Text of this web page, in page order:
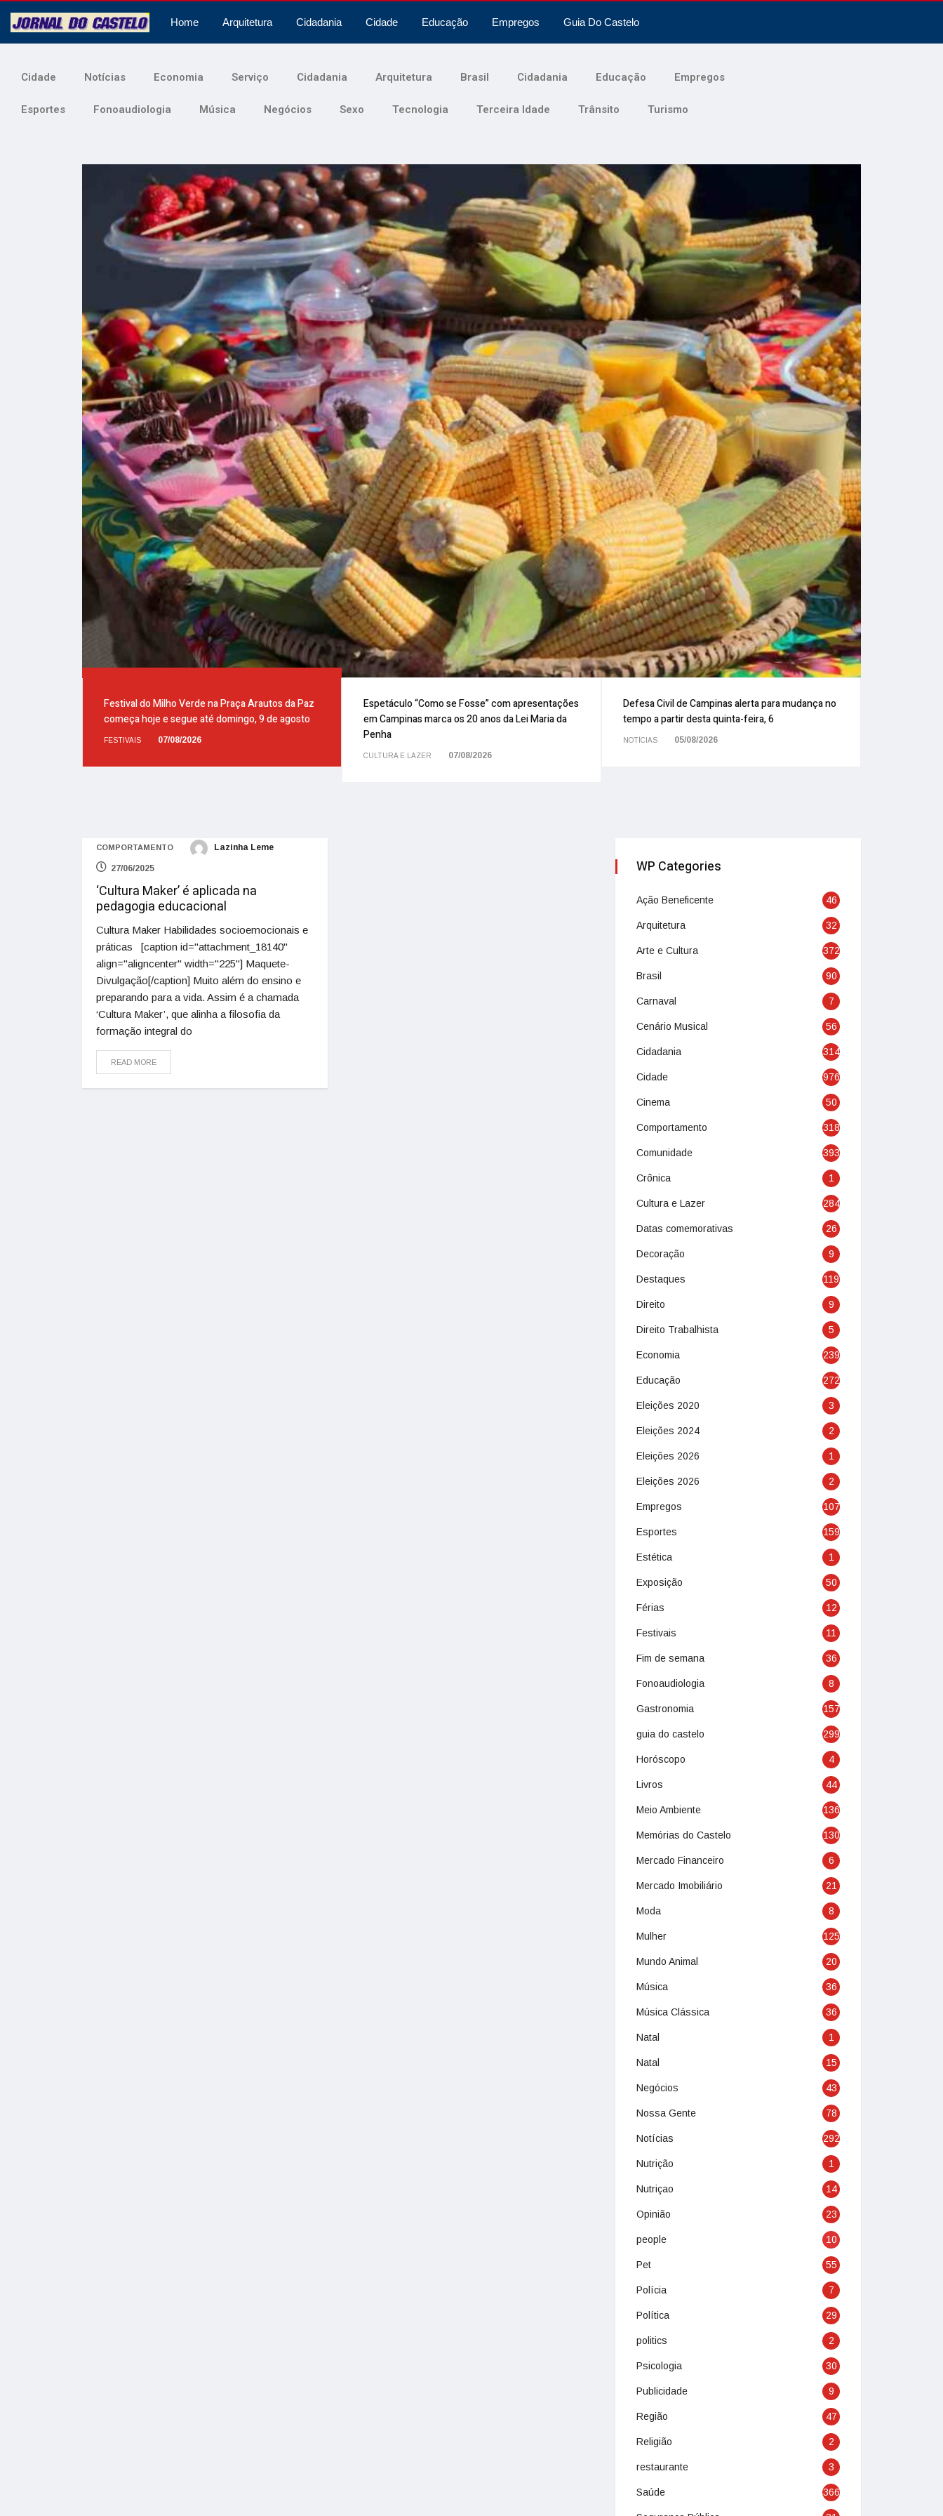
Home Arquitetura Cidadania Cidade Educação Empregos Guia Do Castelo
Cidade Notícias Economia Serviço Cidadania Arquitetura Brasil Cidadania Educação Empregos
Esportes Fonoaudiologia Música Negócios Sexo Tecnologia Terceira Idade Trânsito Turismo
Festival do Milho Verde na Praça Arautos da Paz
começa hoje e segue até domingo, 9 de agosto
FESTIVAIS 07/08/2026
Espetáculo “Como se Fosse” com apresentações
em Campinas marca os 20 anos da Lei Maria da
Penha
CULTURA E LAZER 07/08/2026
Defesa Civil de Campinas alerta para mudança no
tempo a partir desta quinta-feira, 6
NOTÍCIAS 05/08/2026
COMPORTAMENTO Lazinha Leme
27/06/2025
‘Cultura Maker’ é aplicada na
pedagogia educacional
Cultura Maker Habilidades socioemocionais e
práticas [caption id="attachment_18140"
align="aligncenter" width="225"] Maquete-
Divulgação[/caption] Muito além do ensino e
preparando para a vida. Assim é a chamada
‘Cultura Maker’, que alinha a filosofia da
formação integral do
READ MORE
WP Categories
Ação Beneficente 46
Arquitetura 32
Arte e Cultura 372
Brasil 90
Carnaval 7
Cenário Musical 56
Cidadania 314
Cidade 976
Cinema 50
Comportamento 318
Comunidade 393
Crônica 1
Cultura e Lazer 284
Datas comemorativas 26
Decoração 9
Destaques 119
Direito 9
Direito Trabalhista 5
Economia 239
Educação 272
Eleições 2020 3
Eleições 2024 2
Eleições 2026 1
Eleições 2026 2
Empregos 107
Esportes 159
Estética 1
Exposição 50
Férias 12
Festivais 11
Fim de semana 36
Fonoaudiologia 8
Gastronomia 157
guia do castelo 299
Horóscopo 4
Livros 44
Meio Ambiente 136
Memórias do Castelo 130
Mercado Financeiro 6
Mercado Imobiliário 21
Moda 8
Mulher 125
Mundo Animal 20
Música 36
Música Clássica 36
Natal 1
Natal 15
Negócios 43
Nossa Gente 78
Notícias 292
Nutrição 1
Nutriçao 14
Opinião 23
people 10
Pet 55
Polícia 7
Política 29
politics 2
Psicologia 30
Publicidade 9
Região 47
Religião 2
restaurante 3
Saúde 366